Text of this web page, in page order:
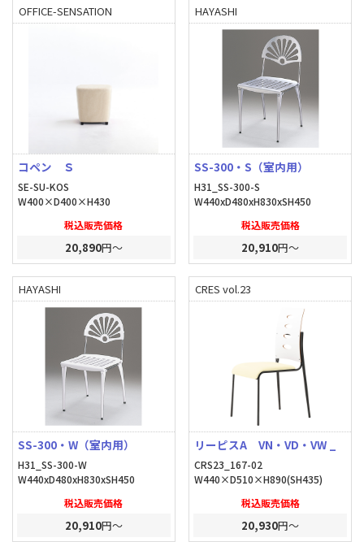
OFFICE-SENSATION
コペン Ｓ
SE-SU-KOS
W400×D400×H430
税込販売価格
20,890円～
HAYASHI
SS-300・S（室内用）
H31_SS-300-S
W440xD480xH830xSH450
税込販売価格
20,910円～
HAYASHI
SS-300・W（室内用）
H31_SS-300-W
W440xD480xH830xSH450
税込販売価格
20,910円～
CRES vol.23
リーピスA VN・VD・VW _
CRS23_167-02
W440×D510×H890(SH435)
税込販売価格
20,930円～